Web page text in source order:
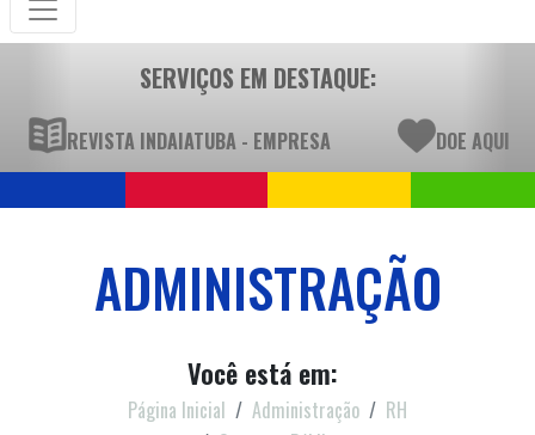
SERVIÇOS EM DESTAQUE:
REVISTA INDAIATUBA - EMPRESA DOE AQUI
ADMINISTRAÇÃO
Você está em:
Página Inicial Administração
RH